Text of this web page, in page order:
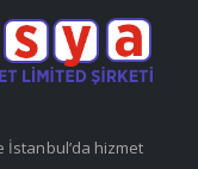
İstanbul’da hizmet